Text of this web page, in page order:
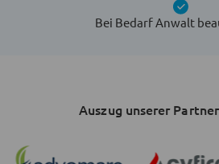
Bei Bedarf Anwalt
Auszug unserer